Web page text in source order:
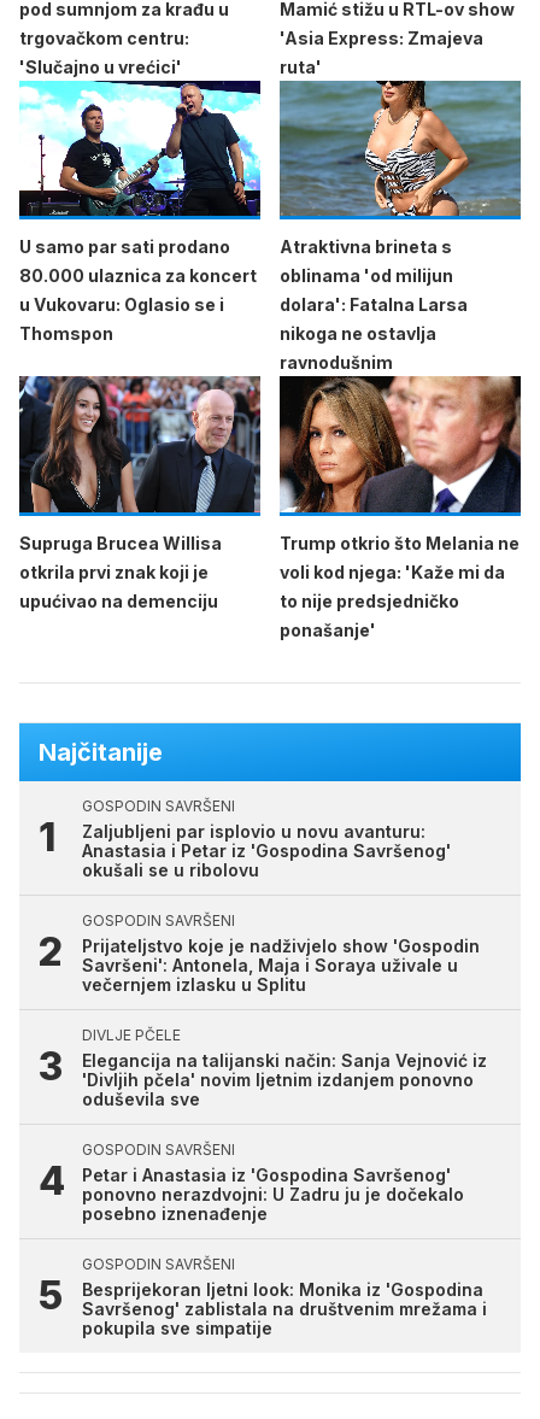
pod sumnjom za krađu u
trgovačkom centru:
'Slučajno u vrećici'
Mamić stižu u RTL-ov show
'Asia Express: Zmajeva
ruta'
U samo par sati prodano
80.000 ulaznica za koncert
u Vukovaru: Oglasio se i
Thomspon
Atraktivna brineta s
oblinama 'od milijun
dolara': Fatalna Larsa
nikoga ne ostavlja
ravnodušnim
Supruga Brucea Willisa
otkrila prvi znak koji je
upućivao na demenciju
Trump otkrio što Melania ne
voli kod njega: 'Kaže mi da
to nije predsjedničko
ponašanje'
Najčitanije
GOSPODIN SAVRŠENI
Zaljubljeni par isplovio u novu avanturu:
Anastasia i Petar iz 'Gospodina Savršenog'
okušali se u ribolovu
GOSPODIN SAVRŠENI
Prijateljstvo koje je nadživjelo show 'Gospodin
Savršeni': Antonela, Maja i Soraya uživale u
večernjem izlasku u Splitu
DIVLJE PČELE
Elegancija na talijanski način: Sanja Vejnović iz
'Divljih pčela' novim ljetnim izdanjem ponovno
oduševila sve
GOSPODIN SAVRŠENI
Petar i Anastasia iz 'Gospodina Savršenog'
ponovno nerazdvojni: U Zadru ju je dočekalo
posebno iznenađenje
GOSPODIN SAVRŠENI
Besprijekoran ljetni look: Monika iz 'Gospodina
Savršenog' zablistala na društvenim mrežama i
pokupila sve simpatije